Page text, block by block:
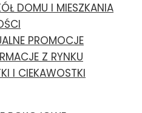
DOMU I MIESZKANIA
PROMOCJE
Z RYNKU
I CIEKAWOSTKI